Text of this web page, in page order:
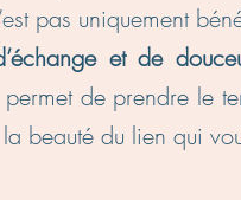
pas uniquement
et de
de prendre le
beauté du lien qui